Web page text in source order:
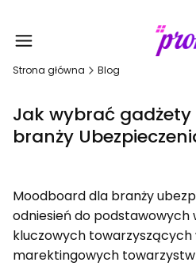
Strona główna Blog
Jak wybrać
branży
Moodboard dla branży
odniesień do podstawowych
kluczowych towarzyszących
marektingowych